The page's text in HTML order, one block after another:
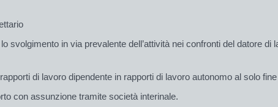
svolgimento in via prevalente dell’attività nei confronti del datore di
di lavoro dipendente in rapporti di lavoro autonomo al solo
con assunzione tramite società interinale.